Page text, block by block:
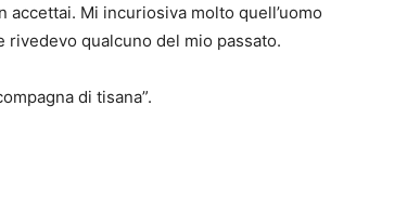
Mi incuriosiva molto quell’uomo
rivedevo qualcuno del mio passato.
di tisana”.